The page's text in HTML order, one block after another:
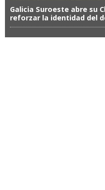
Galicia Suroeste abre su
reforzar la identidad del